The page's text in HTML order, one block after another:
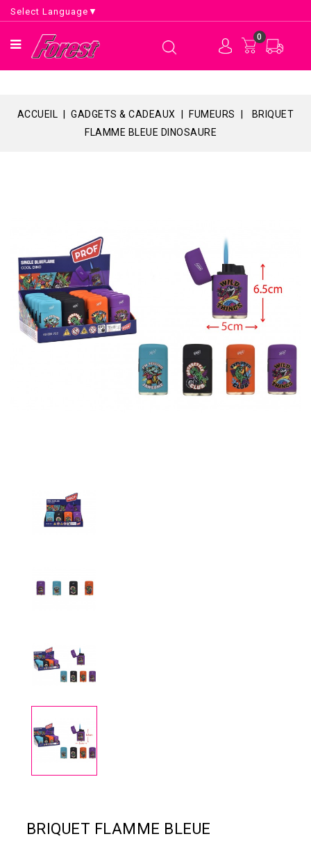
Select Language ▼
0
ACCUEIL GADGETS & CADEAUX FUMEURS
BRIQUET
FLAMME BLEUE DINOSAURE
BRIQUET FLAMME BLEUE